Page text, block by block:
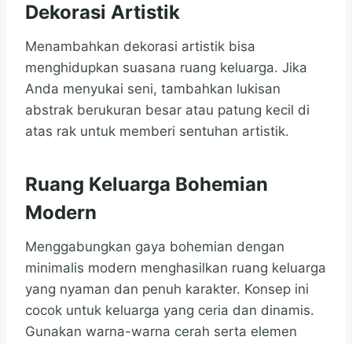
Dekorasi Artistik
Menambahkan dekorasi artistik bisa
menghidupkan suasana ruang keluarga. Jika
Anda menyukai seni, tambahkan lukisan
abstrak berukuran besar atau patung kecil di
atas rak untuk memberi sentuhan artistik.
Ruang Keluarga Bohemian
Modern
Menggabungkan gaya bohemian dengan
minimalis modern menghasilkan ruang keluarga
yang nyaman dan penuh karakter. Konsep ini
cocok untuk keluarga yang ceria dan dinamis.
Gunakan warna-warna cerah serta elemen